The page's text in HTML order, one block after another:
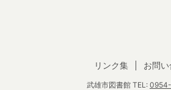
武雄市図書館 TEL:
リンク集 お問